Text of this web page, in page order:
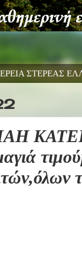
ΣΤΕΡΕΑΣ
ΜΑΗ